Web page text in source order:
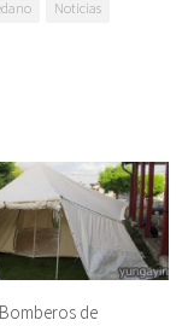
Noticias
de